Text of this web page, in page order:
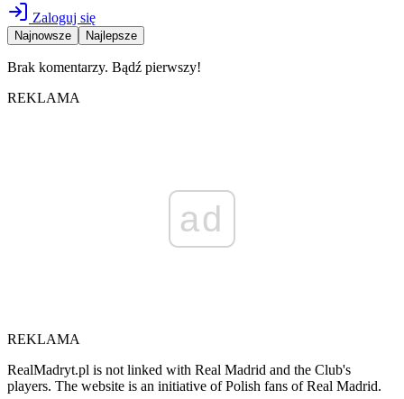
Zaloguj się
Najnowsze Najlepsze
Brak komentarzy. Bądź pierwszy!
REKLAMA
ad
REKLAMA
RealMadryt.pl is not linked with Real Madrid and the Club's
players. The website is an initiative of Polish fans of Real Madrid.